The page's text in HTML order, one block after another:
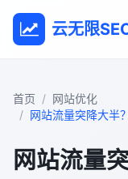
云无限
首页
网站优化
网站流量突降大半
网站流量